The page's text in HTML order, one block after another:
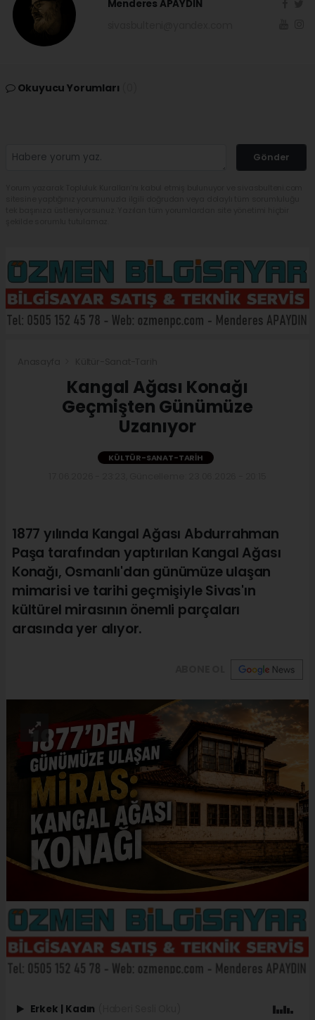
Menderes APAYDIN
Okuyucu Yorumları
Gönder
Kangal Ağası Konağı
Geçmişten Günümüze
Uzanıyor
KÜLTÜR-SANAT-TARIH
1877 yılında Kangal Ağası Abdurrahman
Paşa tarafından yaptırılan Kangal Ağası
Konağı, Osmanlı'dan günümüze ulaşan
mimarisi ve tarihi geçmişiyle Sivas'ın
kültürel mirasının önemli parçaları
arasında yer alıyor.
Erkek Kadın